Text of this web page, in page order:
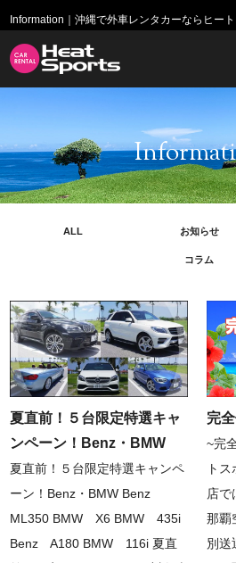
Information｜沖縄で外車レンタカーならヒー
ALL お知らせ
コラム
夏直前！５台限定特選キャ
ンペーン！Benz・BMW
夏直前！５台限定特選キャンペ
ーン！Benz・BMW Benz
ML350 BMW X6 BMW 435i
Benz A180 BMW 116i 夏直
完
~完
ト
店で
那覇
別送